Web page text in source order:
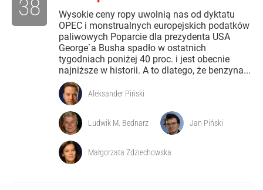
Wysokie ceny ropy uwolnią nas od dyktatu
OPEC i monstrualnych europejskich podatków
paliwowych Poparcie dla prezydenta USA
George`a Busha spadło w ostatnich
tygodniach poniżej 40 proc. i jest obecnie
najniższe w historii. A to dlatego, że benzyna...
38
Aleksander Piński
Ludwik M. Bednarz Jan Piński
Małgorzata Zdziechowska